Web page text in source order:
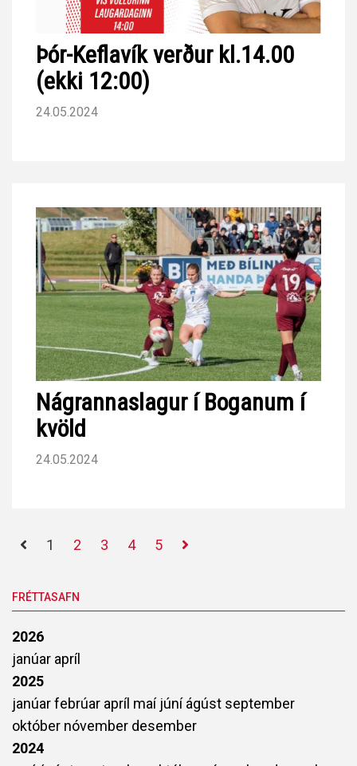
Þór-Keflavík verður kl.14.00
(ekki 12:00)
24.05.2024
Nágrannaslagur í Boganum í
kvöld
24.05.2024
1 2 3 4 5
FRÉTTASAFN
2026
janúar apríl
2025
janúarfebrúar apríl maí júníágúst september
október nóvember desember
2024